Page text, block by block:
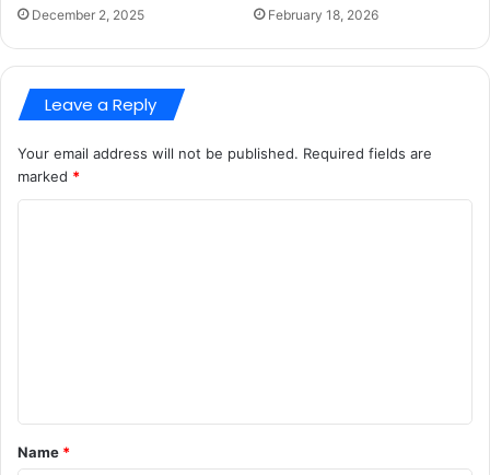
December 2, 2025 February 18, 2026
Leave a Reply
Your email address will not be published. Required fields are
marked *
*
Name *